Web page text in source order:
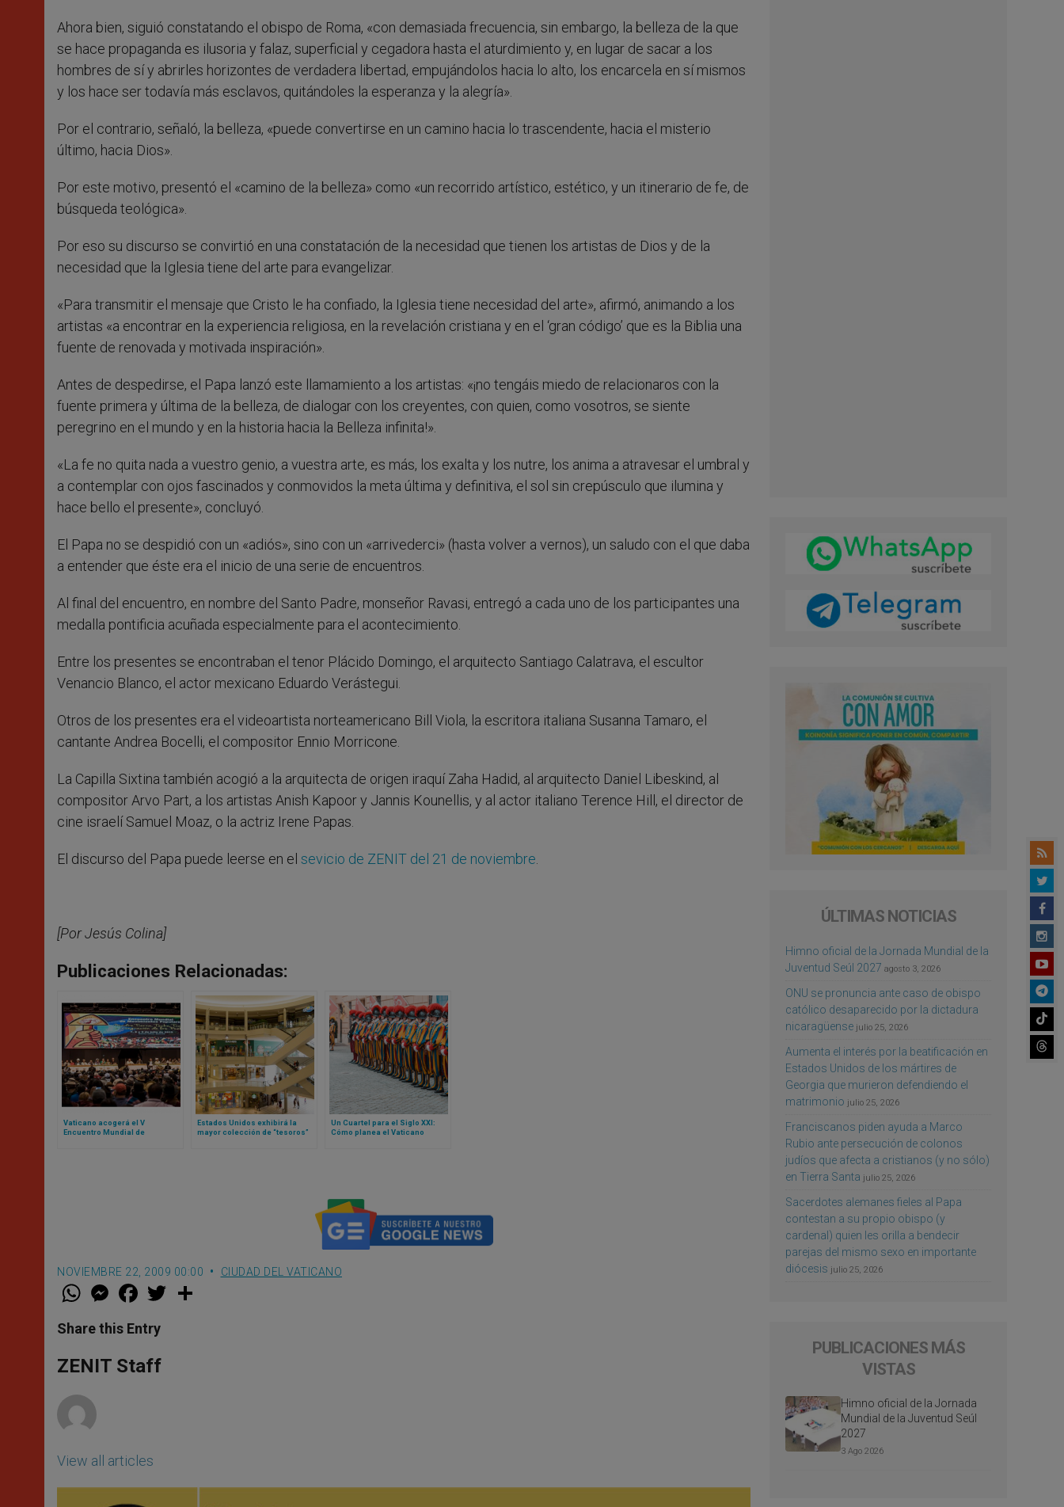
Ahora bien, siguió constatando el obispo de Roma, «con demasiada frecuencia, sin embargo, la belleza de la que
se hace propaganda es ilusoria y falaz, superficial y cegadora hasta el aturdimiento y, en lugar de sacar a los
hombres de sí y abrirles horizontes de verdadera libertad, empujándolos hacia lo alto, los encarcela en sí mismos
y los hace ser todavía más esclavos, quitándoles la esperanza y la alegría».
Por el contrario, señaló, la belleza, «puede convertirse en un camino hacia lo trascendente, hacia el misterio
último, hacia Dios».
Por este motivo, presentó el «camino de la belleza» como «un recorrido artístico, estético, y un itinerario de fe, de
búsqueda teológica».
Por eso su discurso se convirtió en una constatación de la necesidad que tienen los artistas de Dios y de la
necesidad que la Iglesia tiene del arte para evangelizar.
«Para transmitir el mensaje que Cristo le ha confiado, la Iglesia tiene necesidad del arte», afirmó, animando a los
artistas «a encontrar en la experiencia religiosa, en la revelación cristiana y en el ‘gran código’ que es la Biblia una
fuente de renovada y motivada inspiración».
Antes de despedirse, el Papa lanzó este llamamiento a los artistas: «¡no tengáis miedo de relacionaros con la
fuente primera y última de la belleza, de dialogar con los creyentes, con quien, como vosotros, se siente
peregrino en el mundo y en la historia hacia la Belleza infinita!».
«La fe no quita nada a vuestro genio, a vuestra arte, es más, los exalta y los nutre, los anima a atravesar el umbral y
a contemplar con ojos fascinados y conmovidos la meta última y definitiva, el sol sin crepúsculo que ilumina y
hace bello el presente», concluyó.
El Papa no se despidió con un «adiós», sino con un «arrivederci» (hasta volver a vernos), un saludo con el que daba
a entender que éste era el inicio de una serie de encuentros.
Al final del encuentro, en nombre del Santo Padre, monseñor Ravasi, entregó a cada uno de los participantes una
medalla pontificia acuñada especialmente para el acontecimiento.
Entre los presentes se encontraban el tenor Plácido Domingo, el arquitecto Santiago Calatrava, el escultor
Venancio Blanco, el actor mexicano Eduardo Verástegui.
Otros de los presentes era el videoartista norteamericano Bill Viola, la escritora italiana Susanna Tamaro, el
cantante Andrea Bocelli, el compositor Ennio Morricone.
La Capilla Sixtina también acogió a la arquitecta de origen iraquí Zaha Hadid, al arquitecto Daniel Libeskind, al
compositor Arvo Part, a los artistas Anish Kapoor y Jannis Kounellis, y al actor italiano Terence Hill, el director de
cine israelí Samuel Moaz, o la actriz Irene Papas.
El discurso del Papa puede leerse en el sevicio de ZENIT del 21 de noviembre.
[Por Jesús Colina]
Publicaciones Relacionadas:
Vaticano acogerá el V
Encuentro Mundial de
Estados Unidos exhibirá la
mayor colección de “tesoros”
Un Cuartel para el Siglo XXI:
Cómo planea el Vaticano
NOVIEMBRE 22, 2009 00:00 CIUDAD DEL VATICANO
W
t
s
p
p
M
e
s
e
g
e
F
a
e
b
o
k
w
Share this Entry
ZENIT Staff
View all articles
ÚLTIMAS NOTICIAS
Himno oficial de la Jornada Mundial de la
Juventud Seúl 2027 agosto 3, 2026
ONU se pronuncia ante caso de obispo
católico desaparecido por la dictadura
nicaragüense julio 25, 2026
Aumenta el interés por la beatificación en
Estados Unidos de los mártires de
Georgia que murieron defendiendo el
matrimonio julio 25, 2026
Franciscanos piden ayuda a Marco
Rubio ante persecución de colonos
judíos que afecta a cristianos (y no sólo)
en Tierra Santa julio 25, 2026
Sacerdotes alemanes fieles al Papa
contestan a su propio obispo (y
cardenal) quien les orilla a bendecir
parejas del mismo sexo en importante
diócesis julio 25, 2026
PUBLICACIONES MÁS
VISTAS
Himno oficial de la Jornada
Mundial de la Juventud Seúl
2027
3 Ago 2026